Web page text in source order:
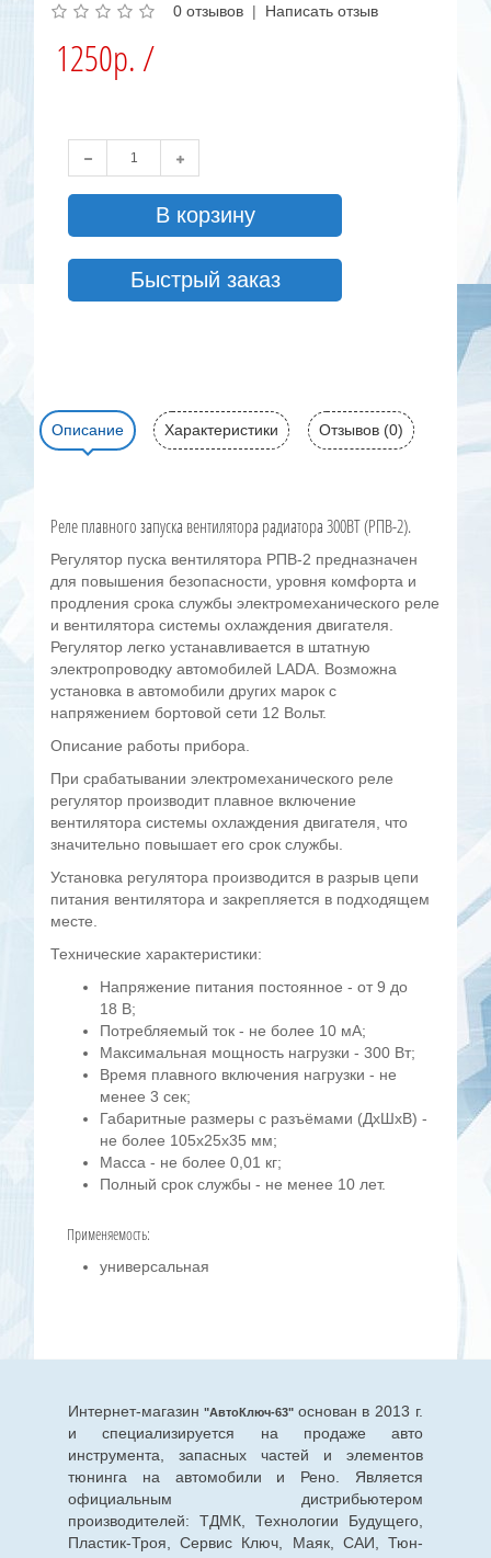
0 отзывов | Написать отзыв
1250р. /
В корзину
Быстрый заказ
Описание Характеристики Отзывов (0)
Реле плавного запуска вентилятора радиатора 300ВТ (РПВ-2).
Регулятор пуска вентилятора РПВ-2 предназначен
для повышения безопасности, уровня комфорта и
продления срока службы электромеханического реле
и вентилятора системы охлаждения двигателя.
Регулятор легко устанавливается в штатную
электропроводку автомобилей LADA. Возможна
установка в автомобили других марок с
напряжением бортовой сети 12 Вольт.
Описание работы прибора.
При срабатывании электромеханического реле
регулятор производит плавное включение
вентилятора системы охлаждения двигателя, что
значительно повышает его срок службы.
Установка регулятора производится в разрыв цепи
питания вентилятора и закрепляется в подходящем
месте.
Технические характеристики:
Напряжение питания постоянное - от 9 до
18 В;
Потребляемый ток - не более 10 мА;
Максимальная мощность нагрузки - 300 Вт;
Время плавного включения нагрузки - не
менее 3 сек;
Габаритные размеры с разъёмами (ДхШхВ) -
не более 105х25х35 мм;
Масса - не более 0,01 кг;
Полный срок службы - не менее 10 лет.
Применяемость:
универсальная
Интернет-магазин "АвтоКлюч-63" основан в 2013 г.
и специализируется на продаже авто
инструмента, запасных частей и элементов
тюнинга на автомобили и Рено. Является
официальным дистрибьютером
производителей: ТДМК, Технологии Будущего,
Пластик-Троя, Сервис Ключ, Маяк, САИ, Тюн-